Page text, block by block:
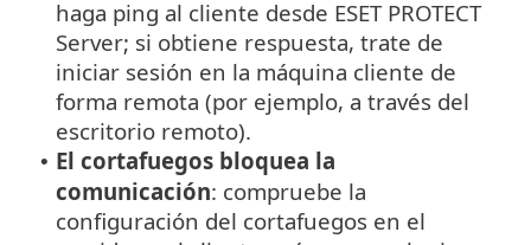
haga ping al cliente desde ESET PROTECT
Server; si obtiene respuesta, trate de
iniciar sesión en la máquina cliente de
forma remota (por ejemplo, a través del
escritorio remoto).
• El cortafuegos bloquea la
comunicación: compruebe la
configuración del cortafuegos en el